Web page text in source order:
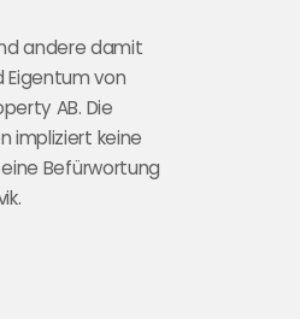
andere damit
Eigentum von
AB. Die
impliziert keine
Befürwortung